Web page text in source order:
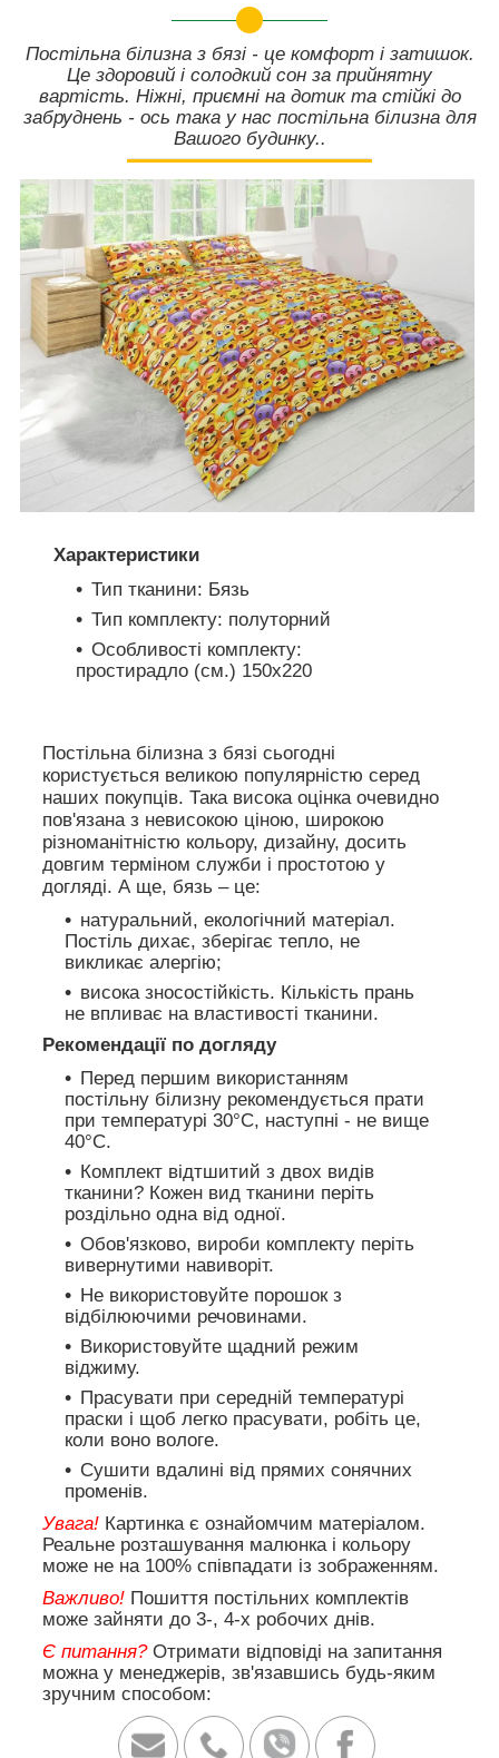
Постільна білизна з бязі - це комфорт і затишок.
Це здоровий і солодкий сон за прийнятну
вартість. Ніжні, приємні на дотик та стійкі до
забруднень - ось така у нас постільна білизна для
Вашого будинку..
Характеристики
Тип тканини: Бязь
Тип комплекту: полуторний
Особливості комплекту:
простирадло (см.) 150х220
Постільна білизна з бязі сьогодні
користується великою популярністю серед
наших покупців. Така висока оцінка очевидно
пов'язана з невисокою ціною, широкою
різноманітністю кольору, дизайну, досить
довгим терміном служби і простотою у
догляді. А ще, бязь – це:
натуральний, екологічний матеріал.
Постіль дихає, зберігає тепло, не
викликає алергію;
висока зносостійкість. Кількість прань
не впливає на властивості тканини.
Рекомендації по догляду
Перед першим використанням
постільну білизну рекомендується прати
при температурі 30°C, наступні - не вище
40°C.
Комплект відтшитий з двох видів
тканини? Кожен вид тканини періть
роздільно одна від одної.
Обов'язково, вироби комплекту періть
вивернутими навиворіт.
Не використовуйте порошок з
відбілюючими речовинами.
Використовуйте щадний режим
віджиму.
Прасувати при середній температурі
праски і щоб легко прасувати, робіть це,
коли воно вологе.
Сушити вдалині від прямих сонячних
променів.
Увага! Картинка є ознайомчим матеріалом.
Реальне розташування малюнка і кольору
може не на 100% співпадати із зображенням.
Важливо! Пошиття постільних комплектів
може зайняти до 3-, 4-х робочих днів.
Є питання? Отримати відповіді на запитання
можна у менеджерів, зв'язавшись будь-яким
зручним способом: